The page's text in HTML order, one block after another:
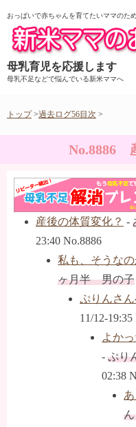
おっぱいで赤ちゃんを育てたいママのた
母乳育児を応援します
母乳不足などで悩んでいる新米ママへ
トップ>過去ログ56目次 >
No.8886
産後の体質変化？ -
23:40 No.8886
私も、そうな
ヶ月半 男の子
ぷりんさん
11/12-
よか
- ぷり
02:38